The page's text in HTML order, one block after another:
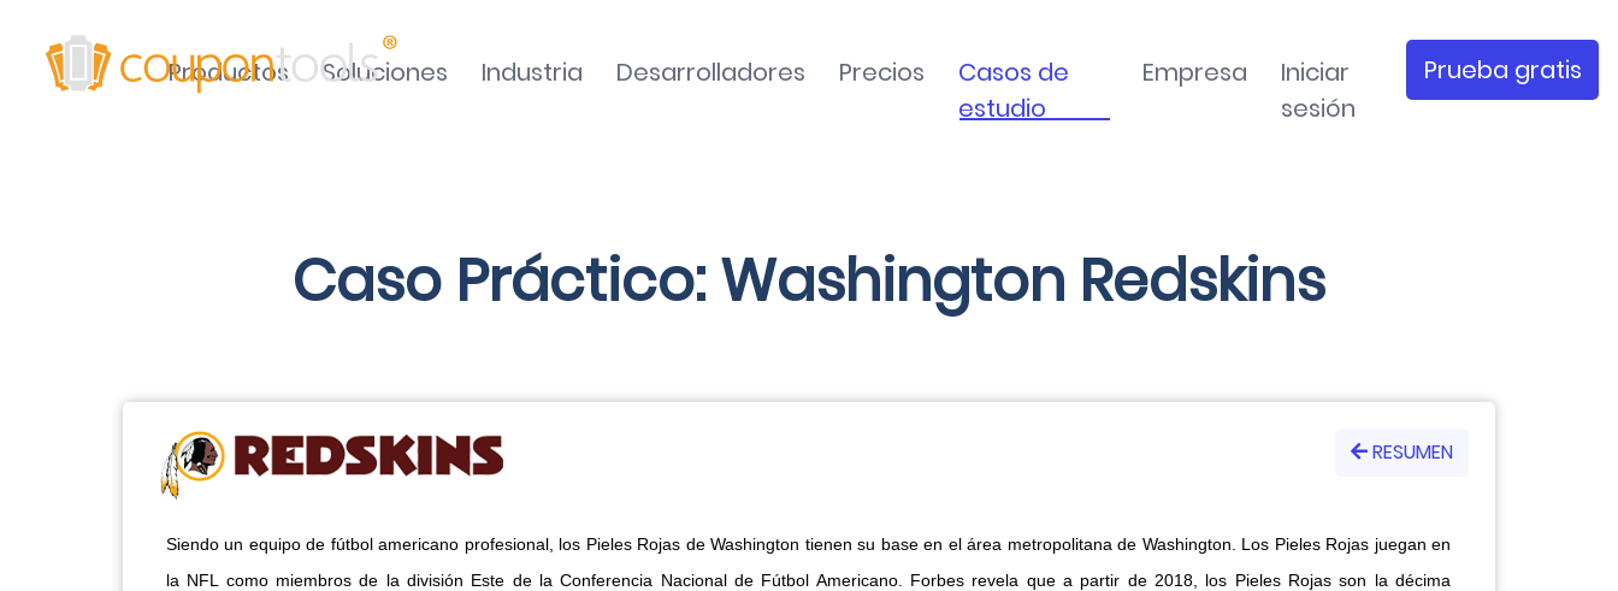
Productos Soluciones Industria Desarrolladores Precios
Casos de
estudio
Empresa
Iniciar
sesión
Prueba gratis
Caso Práctico: Washington Redskins
RESUMEN
Siendo un equipo de fútbol americano profesional, los Pieles Rojas de Washington tienen su base en el área metropolitana de Washington. Los Pieles Rojas juegan en
la NFL como miembros de la división Este de la Conferencia Nacional de Fútbol Americano. Forbes revela que a partir de 2018, los Pieles Rojas son la décima